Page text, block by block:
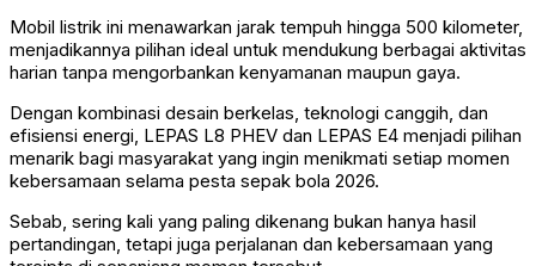
Mobil listrik ini menawarkan jarak tempuh hingga 500 kilometer,
menjadikannya pilihan ideal untuk mendukung berbagai aktivitas
harian tanpa mengorbankan kenyamanan maupun gaya.
Dengan kombinasi desain berkelas, teknologi canggih, dan
efisiensi energi, LEPAS L8 PHEV dan LEPAS E4 menjadi pilihan
menarik bagi masyarakat yang ingin menikmati setiap momen
kebersamaan selama pesta sepak bola 2026.
Sebab, sering kali yang paling dikenang bukan hanya hasil
pertandingan, tetapi juga perjalanan dan kebersamaan yang